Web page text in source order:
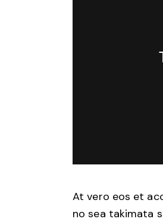
At vero eos et
no sea takimata